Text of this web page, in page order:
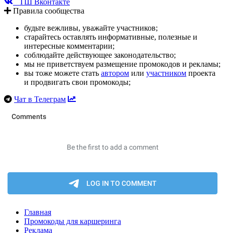
Правила сообщества
будьте вежливы, уважайте участников;
старайтесь оставлять информативные, полезные и
интересные комментарии;
соблюдайте действующее законодательство;
мы не приветствуем размещение промокодов и рекламы;
вы тоже можете стать автором или участником проекта
и продвигать свои промокоды;
Чат в Телеграм
Главная
Промокоды для каршеринга
Реклама